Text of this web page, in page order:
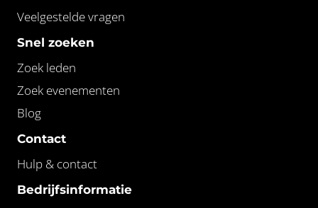
Veelgestelde vragen
Snel zoeken
Zoek leden
Zoek evenementen
Blog
Contact
Hulp & contact
Bedrijfsinformatie